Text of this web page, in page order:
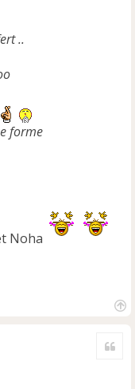
..
forme
Noha